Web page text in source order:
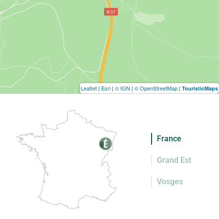
Leaflet | Esri | © IGN | © OpenStreetMap | TouristicMaps
France
Grand Est
Vosges